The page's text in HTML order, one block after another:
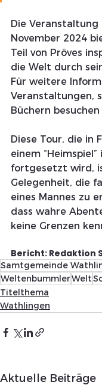
Die Veranstaltung
November 2024
Teil von Pröves
die Welt durch
Für weitere
Veranstaltungen,
Büchern besuchen
Diese Tour, die in
einem
fortgesetzt wird,
Gelegenheit, die
eines Mannes zu
dass wahre
keine Grenzen
Bericht: Redaktion
Samtgemeinde
WeltenbummlerWelt
Titelthema
Wathlingen
Aktuelle Beiträge